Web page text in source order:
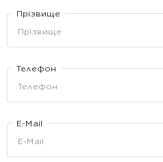
Прізвище
Телефон
E-Mail